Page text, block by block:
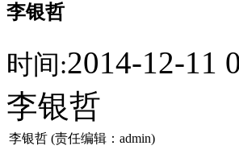
李银哲
时间:2014-12-11
李银哲
李银哲 (责任编辑：admin)